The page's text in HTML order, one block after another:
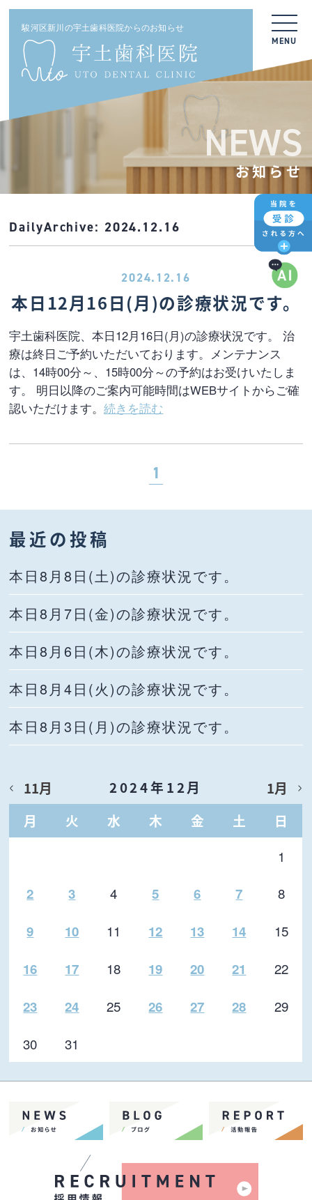
駿河区新川の宇土歯科医院からのお知らせ
MENU
NEWS
お知らせ
DailyArchive: 2024.12.16
2024.12.16
本日12月16日(月)の診療状況です。
宇土歯科医院、本日12月16日(月)の診療状況です。 治
療は終日ご予約いただいております。メンテナンス
は、14時00分～、15時00分～の予約はお受けいたしま
す。 明日以降のご案内可能時間はWEBサイトからご確
認いただけます。続きを読む
1
最近の投稿
本日8月8日(土)の診療状況です。
本日8月7日(金)の診療状況です。
本日8月6日(木)の診療状況です。
本日8月4日(火)の診療状況です。
本日8月3日(月)の診療状況です。
2024年12月
月
火 水 木 金 土 日
11月 1月
1
2
3 4 5 6 7 8
9 10 11 12 13 14 15
16 17 18 19 20 21 22
23 24 25 26 27 28
29
30
31